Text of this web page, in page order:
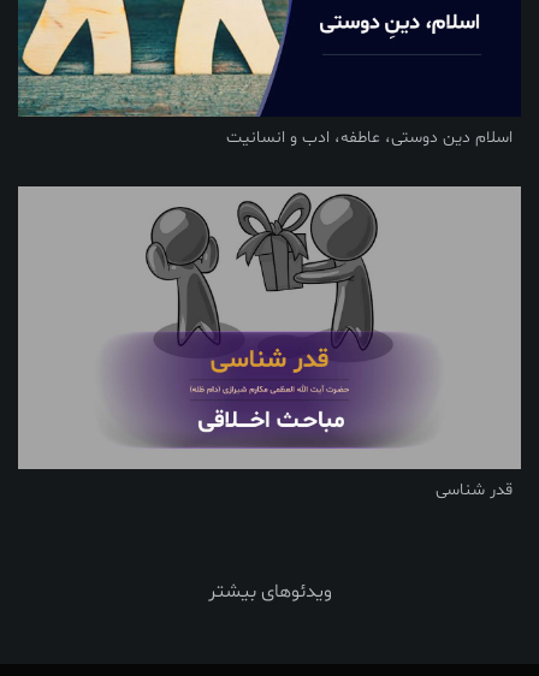
اسلام دین دوستی، عاطفه، ادب و انسانیت
قدر شناسی
ویدئوهای بیشتر